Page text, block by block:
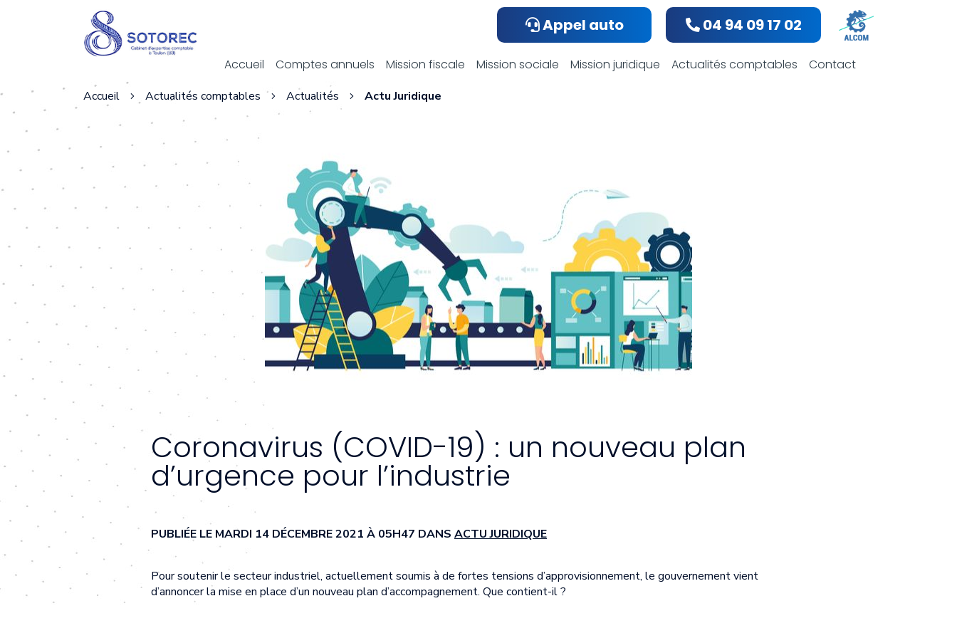
Appel auto 04 94 09 17 02
Accueil Comptes annuels Mission fiscale Mission sociale Mission juridique Actualités comptables Contact
Actualités comptables
Accueil Actualités comptables Actualités Actu Juridique
Coronavirus (COVID-19) : un nouveau plan
d’urgence pour l’industrie
PUBLIÉE LE MARDI 14 DÉCEMBRE 2021 À 05H47 DANS ACTU JURIDIQUE
Pour soutenir le secteur industriel, actuellement soumis à de fortes tensions d’approvisionnement, le gouvernement vient
d’annoncer la mise en place d’un nouveau plan d’accompagnement. Que contient-il ?